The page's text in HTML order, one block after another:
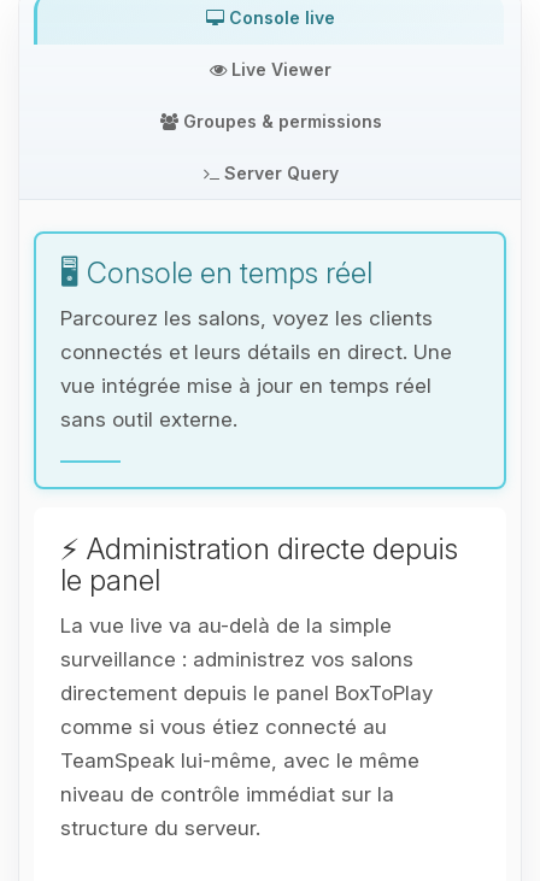
Console live
Live Viewer
Groupes & permissions
Server Query
🖥️ Console en temps réel
Parcourez les salons, voyez les clients
connectés et leurs détails en direct. Une
vue intégrée mise à jour en temps réel
sans outil externe.
⚡ Administration directe depuis
le panel
La vue live va au-delà de la simple
surveillance : administrez vos salons
directement depuis le panel BoxToPlay
comme si vous étiez connecté au
TeamSpeak lui-même, avec le même
niveau de contrôle immédiat sur la
structure du serveur.